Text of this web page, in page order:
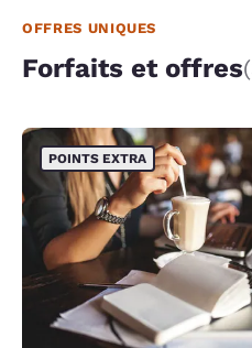
OFFRES UNIQUES
Forfaits et offres
POINTS EXTRA